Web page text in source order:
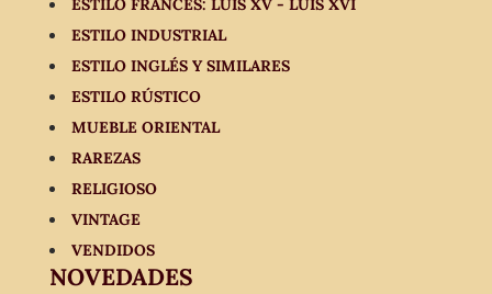
ESTILO FRANCÉS: LUIS XV - LUIS XVI
ESTILO INDUSTRIAL
ESTILO INGLÉS Y SIMILARES
ESTILO RÚSTICO
MUEBLE ORIENTAL
RAREZAS
RELIGIOSO
VINTAGE
VENDIDOS
NOVEDADES